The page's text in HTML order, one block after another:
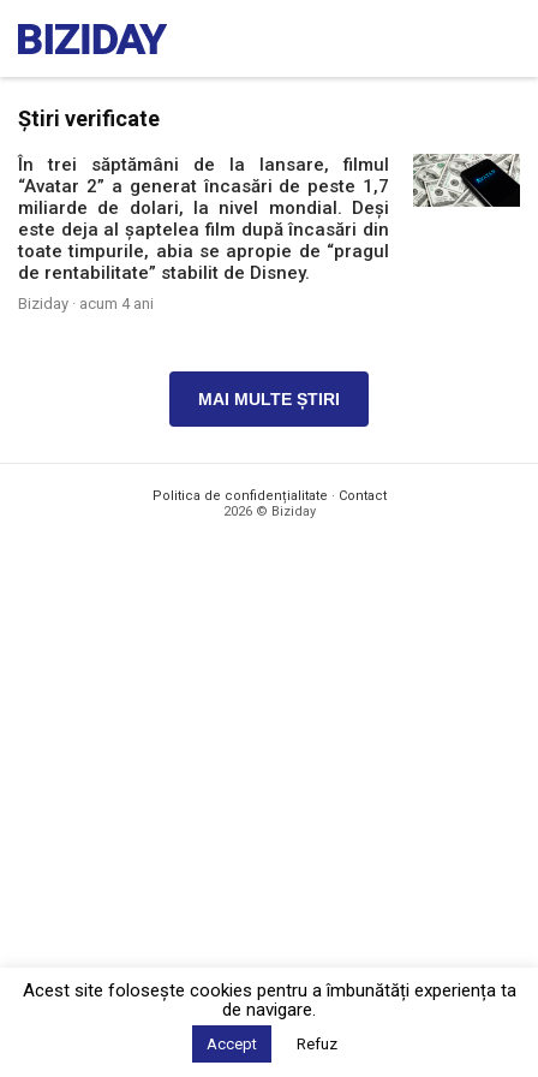
Știri verificate
În trei săptămâni de la lansare, filmul
“Avatar 2” a generat încasări de peste 1,7
miliarde de dolari, la nivel mondial. Deși
este deja al şaptelea film după încasări din
toate timpurile, abia se apropie de “pragul
de rentabilitate” stabilit de Disney.
Biziday · acum 4 ani
MAI MULTE ȘTIRI
Politica de confidențialitate · Contact
2026 © Biziday
Acest site foloseşte cookies pentru a îmbunătăți experiența ta
de navigare.
Accept Refuz